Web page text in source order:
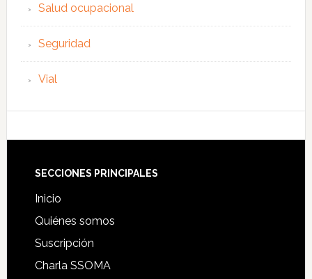
Salud ocupacional
Seguridad
Vial
Footer
SECCIONES PRINCIPALES
Inicio
Quiénes somos
Suscripción
Charla SSOMA